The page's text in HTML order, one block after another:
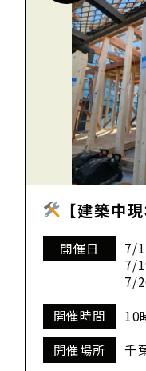
【建築中
開催日
7/
7/
7/
開催時間
10
開催場所
千